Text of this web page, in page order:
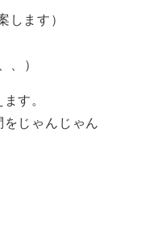
ます）
）
す。
じゃんじゃん